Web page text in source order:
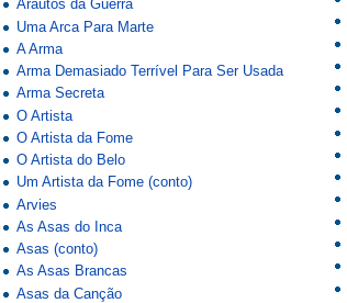
Arautos da Guerra
Uma Arca Para Marte
A Arma
Arma Demasiado Terrível Para Ser Usada
Arma Secreta
O Artista
O Artista da Fome
O Artista do Belo
Um Artista da Fome (conto)
Arvies
As Asas do Inca
Asas (conto)
As Asas Brancas
Asas da Canção